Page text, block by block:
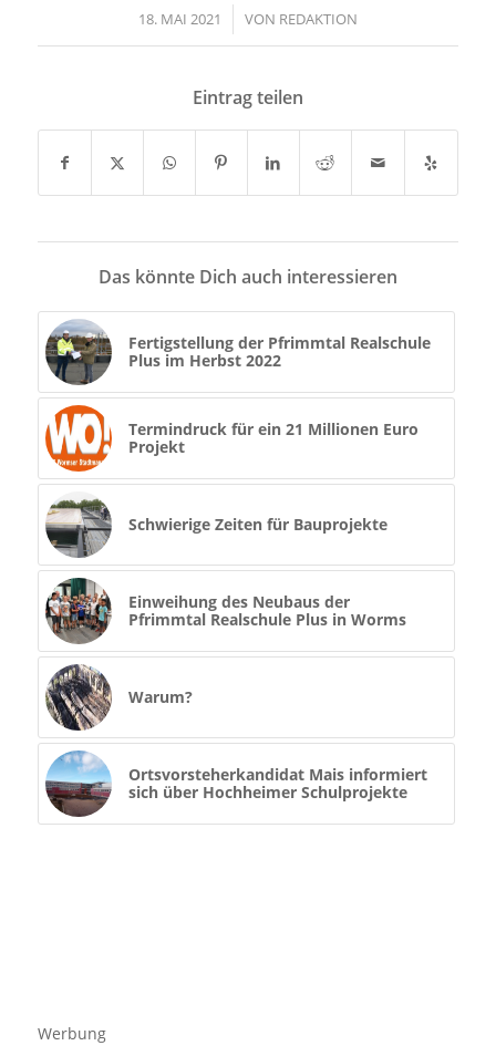
18. MAI 2021
/ VON REDAKTION
Eintrag teilen
Das könnte Dich auch interessieren
Fertigstellung der Pfrimmtal Realschule
Plus im Herbst 2022
Termindruck für ein 21 Millionen Euro
Projekt
Schwierige Zeiten für Bauprojekte
Einweihung des Neubaus der
Pfrimmtal Realschule Plus in Worms
Warum?
Ortsvorsteherkandidat Mais informiert
sich über Hochheimer Schulprojekte
Werbung